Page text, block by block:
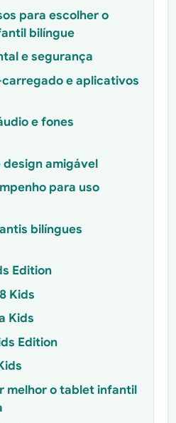
para escolher o
bilíngue
e segurança
e aplicativos
e fones
amigável
para uso
bilíngues
Edition
Kids
Kids
Edition
melhor o tablet infantil